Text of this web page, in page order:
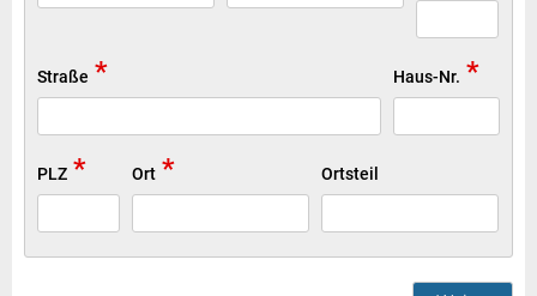
Straße * Haus-Nr. *
PLZ * Ort * Ortsteil